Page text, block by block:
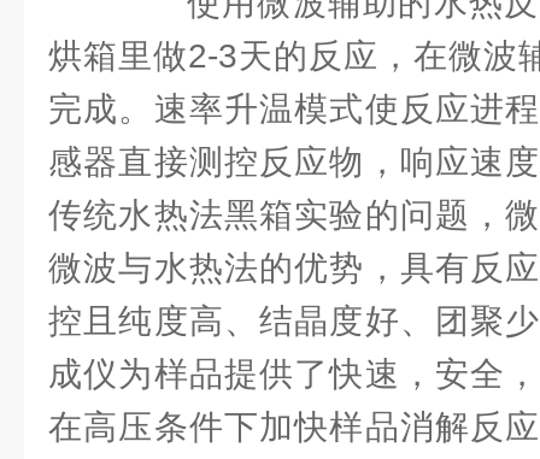
烘箱里做2-3天的反应，在微波
完成。速率升温模式使反应进
感器直接测控反应物，响应速
传统水热法黑箱实验的问题，
微波与水热法的优势，具有反
控且纯度高、结晶度好、团聚
成仪为样品提供了快速，安全
在高压条件下加快样品消解反